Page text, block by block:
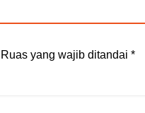
Ruas yang wajib ditandai *